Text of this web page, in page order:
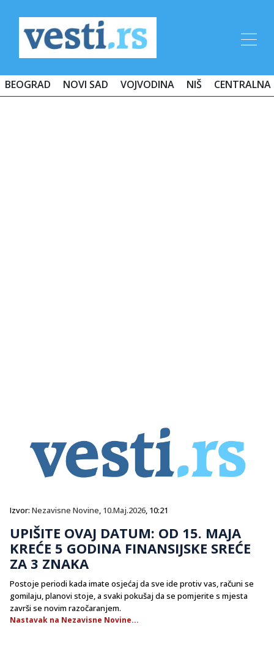
BEOGRAD NOVI SAD VOJVODINA NIŠ CENTRALNA
Izvor: Nezavisne Novine, 10.Maj.2026, 10:21
UPIŠITE OVAJ DATUM: OD 15. MAJA
KREĆE 5 GODINA FINANSIJSKE SREĆE
ZA 3 ZNAKA
Postoje periodi kada imate osjećaj da sve ide protiv vas, računi se
gomilaju, planovi stoje, a svaki pokušaj da se pomjerite s mjesta
završi se novim razočaranjem.
Nastavak na Nezavisne Novine...